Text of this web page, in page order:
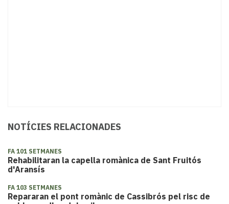
NOTÍCIES RELACIONADES
FA 101 SETMANES
Rehabilitaran la capella romànica de Sant Fruitós
d'Aransís
FA 103 SETMANES
Repararan el pont romànic de Cassibrós pel risc de